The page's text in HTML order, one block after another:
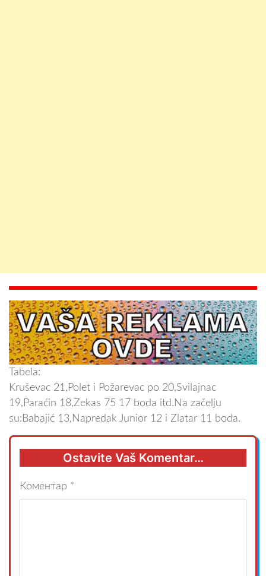
Tabela:
Kruševac 21,Polet i Požarevac po 20,Svilajnac
19,Paraćin 18,Zekas 75 17 boda itd.Na začelju
su:Babajić 13,Napredak Junior 12 i Zlatar 11 boda.
Ostavite Vaš Komentar…
Коментар *